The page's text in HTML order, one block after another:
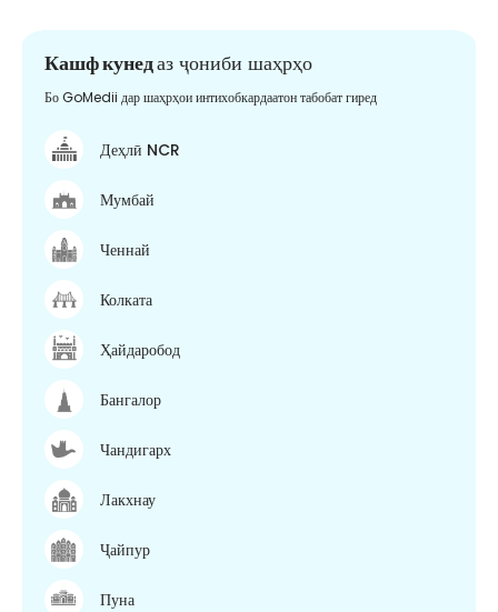
Кашф кунедаз ҷониби шаҳрҳо
Бо GoMedii дар шаҳрҳои интихобкардаатон табобат гиред
Деҳлӣ NCR
Мумбай
Ченнай
Колката
Ҳайдаробод
Бангалор
Чандигарх
Лакхнау
Ҷайпур
Пуна